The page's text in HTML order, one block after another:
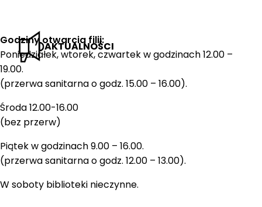
AKTUALNOŚCI
Godziny otwarcia filii:
Poniedziałek, wtorek, czwartek w godzinach 12.00 –
19.00.
(przerwa sanitarna o godz. 15.00 – 16.00).
Środa 12.00-16.00
(bez przerw)
Piątek w godzinach 9.00 – 16.00.
(przerwa sanitarna o godz. 12.00 – 13.00).
W soboty biblioteki nieczynne.